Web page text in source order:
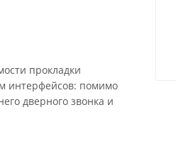
прокладки
интерфейсов: помимо
дверного звонка и